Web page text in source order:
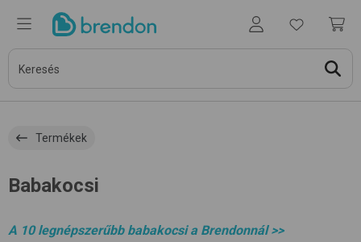
Termékek
Babakocsi
A 10 legnépszerűbb babakocsi a Brendonnál >>